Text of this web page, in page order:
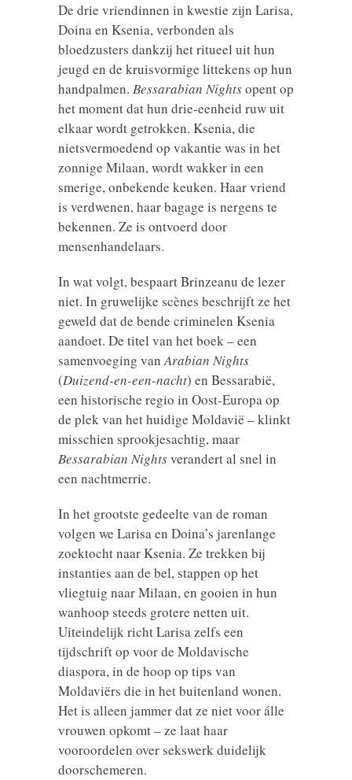
De drie vriendinnen in kwestie zijn Larisa,
Doina en Ksenia, verbonden als
bloedzusters dankzij het ritueel uit hun
jeugd en de kruisvormige littekens op hun
handpalmen. Bessarabian Nightsopent op
het moment dat hun drie-eenheid ruw uit
elkaar wordt getrokken. Ksenia, die
nietsvermoedend op vakantie was in het
zonnige Milaan, wordt wakker in een
smerige, onbekende keuken. Haar vriend
is verdwenen, haar bagage is nergens te
bekennen. Ze is ontvoerd door
mensenhandelaars.
In wat volgt, bespaart Brinzeanu de lezer
niet. In gruwelijke scènes beschrijft ze het
geweld dat de bende criminelen Ksenia
aandoet. De titel van het boek – een
samenvoeging vanArabian Nights
(Duizend-en-een-nacht) en Bessarabië,
een historische regio in Oost-Europa op
de plek van het huidige Moldavië – klinkt
misschien sprookjesachtig, maar
Bessarabian Nightsverandert al snel in
een nachtmerrie.
In het grootste gedeelte van de roman
volgen we Larisa en Doina’s jarenlange
zoektocht naar Ksenia. Ze trekken bij
instanties aan de bel, stappen op het
vliegtuig naar Milaan, en gooien in hun
wanhoop steeds grotere netten uit.
Uiteindelijk richt Larisa zelfs een
tijdschrift op voor de Moldavische
diaspora, in de hoop op tips van
Moldaviërs die in het buitenland wonen.
Het is alleen jammer dat ze niet voor álle
vrouwen opkomt – ze laat haar
vooroordelen over sekswerk duidelijk
doorschemeren.